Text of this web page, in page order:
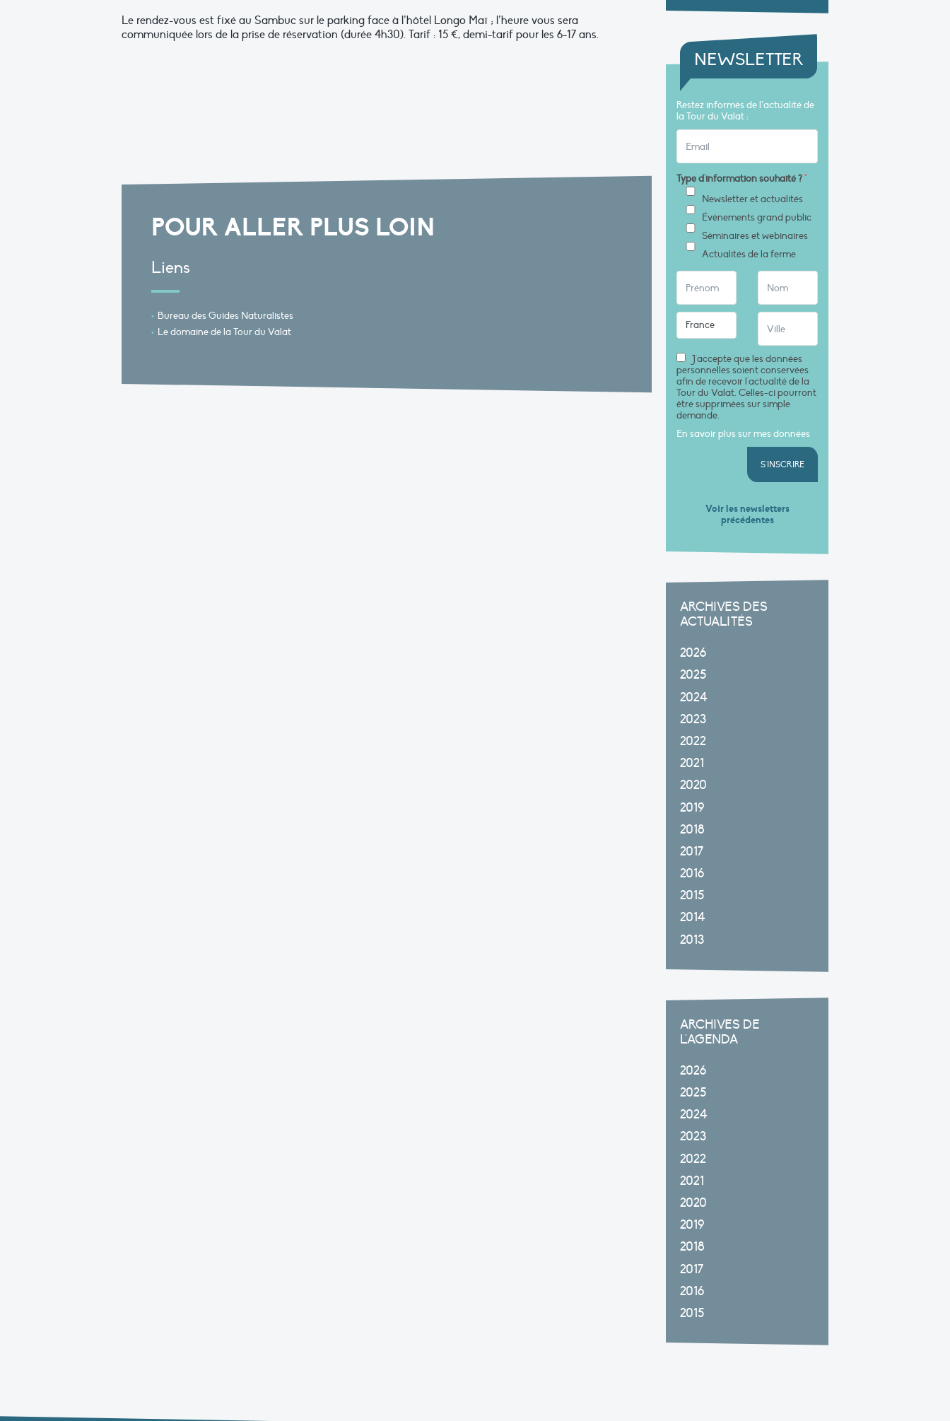
Le rendez-vous est fixé au Sambuc sur le parking face à l’hôtel Longo Maï ; l’heure vous sera
communiquée lors de la prise de réservation (durée 4h30). Tarif : 15 €, demi-tarif pour les 6-17 ans.
POUR ALLER PLUS LOIN
Liens
Bureau des Guides Naturalistes
Le domaine de la Tour du Valat
NEWSLETTER
Restez informés de l’actualité de
la Tour du Valat :
Type d'information souhaité ?*
Newsletter et actualités
Évènements grand public
Séminaires et webinaires
Actualités de la ferme
J'accepte que les données
personnelles soient conservées
afin de recevoir l'actualité de la
Tour du Valat. Celles-ci pourront
être supprimées sur simple
demande.
En savoir plus sur mes données
S'INSCRIRE
Voir les newsletters
précédentes
ARCHIVES DES
ACTUALITÉS
2026
2025
2024
2023
2022
2021
2020
2019
2018
2017
2016
2015
2014
2013
ARCHIVES DE
L'AGENDA
2026
2025
2024
2023
2022
2021
2020
2019
2018
2017
2016
2015